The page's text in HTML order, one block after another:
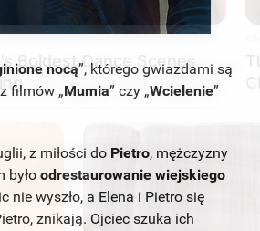
nocą”, którego gwiazdami są
filmów „Mumia” czy „Wcielenie”
z miłości do Pietro, mężczyzny
byłoodrestaurowanie wiejskiego
nie wyszło, a Elena i Pietro się
znikają. Ojciec szuka ich
Boldest Dance Scenes